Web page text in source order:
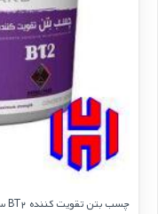
چسب بتن تقویت کننده BT2 ساروج پارس دبه 8 کیلویی